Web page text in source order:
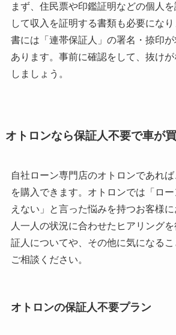
まず、住民票や印鑑証明などの個人
して収入を証明する書類も必要にな
書には「連帯保証人」の署名・捺印
あります。事前に確認をして、抜け
しましょう。
オトロンなら保証人不要で車が
自社ローン専門店のオトロンであれ
を購入できます。オトロンでは「ロ
えない」と言った悩みを持つお客様
人一人の状況に合わせたヒアリング
証人についてや、その他に気になる
ご相談ください。
オトロンの保証人不要プラン